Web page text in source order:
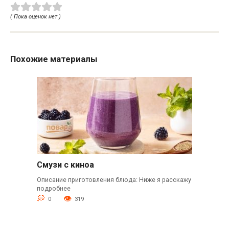
( Пока оценок нет )
Похожие материалы
Смузи с киноа
Описание приготовления блюда: Ниже я расскажу
подробнее
0 319